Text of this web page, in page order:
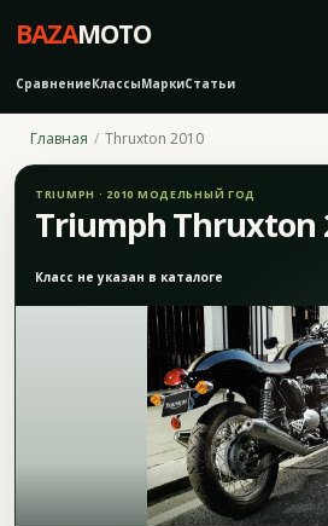
BAZAMOTO
СравнениеКлассыМаркиСтатьи
Главная Thruxton 2010
TRIUMPH · 2010 МОДЕЛЬНЫЙ ГОД
Triumph Thruxton
Класс не указан в каталоге